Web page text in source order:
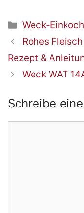
Kategorien
Weck-
Beitrags-
Navigation
Rohes
Rezept &
Weck WAT
Schreibe